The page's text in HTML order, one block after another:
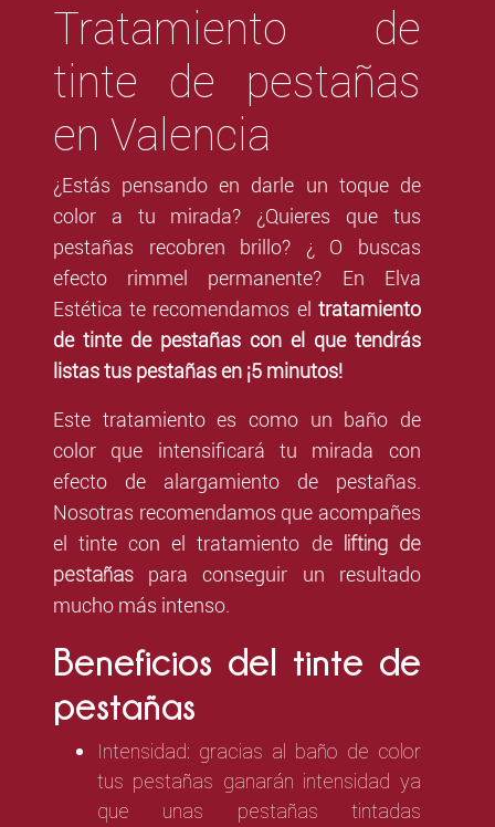
Tratamiento de
tinte de pestañas
en Valencia
¿Estás pensando en darle un toque de
color a tu mirada? ¿Quieres que tus
pestañas recobren brillo? ¿ O buscas
efecto rimmel permanente? En Elva
Estética te recomendamos el tratamiento
de tinte de pestañas con el que tendrás
listas tus pestañas en ¡5 minutos!
Este tratamiento es como un baño de
color que intensificará tu mirada con
efecto de alargamiento de pestañas.
Nosotras recomendamos que acompañes
el tinte con el tratamiento delifting de
pestañas para conseguir un resultado
mucho más intenso.
Beneficios del tinte de
pestañas
Intensidad: gracias al baño de color
tus pestañas ganarán intensidad ya
que unas pestañas tintadas